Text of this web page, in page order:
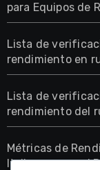
para Equipos de
Lista de
rendimiento en
Lista de
rendimiento del
Métricas de
Italianos para el